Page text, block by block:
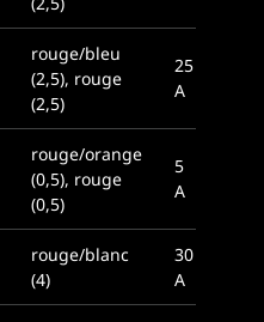
rouge/bleu
(2,5), rouge
(2,5)
25
A
rouge/orange
(0,5), rouge
(0,5)
5
A
rouge/blanc
(4)
30
A